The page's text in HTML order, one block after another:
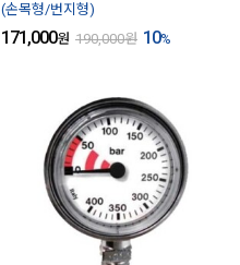
(손목형/번지형)
171,000원 190,000원 10%